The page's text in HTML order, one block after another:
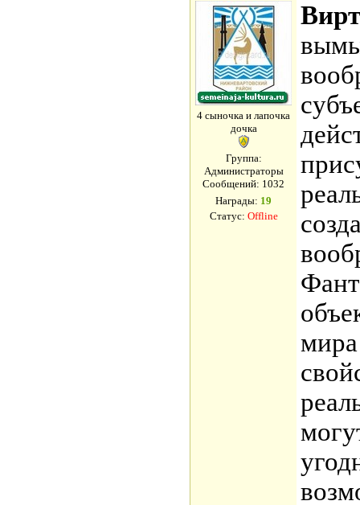
4 сыночка и лапочка
дочка
Группа:
Администраторы
Сообщений: 1032
Награды: 19
Статус: Offline